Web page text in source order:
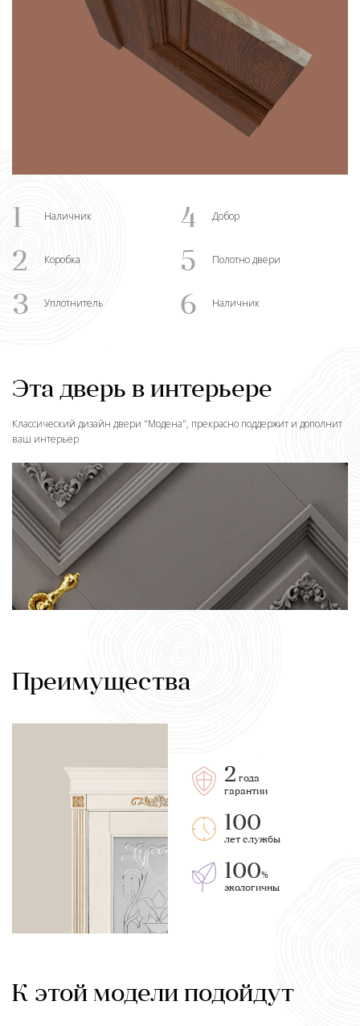
1 Наличник 4 Добор
2 Коробка 5 Полотно двери
3 Уплотнитель 6 Наличник
Эта дверь в интерьере
Классический дизайн двери "Модена", прекрасно поддержит и дополнит
ваш интерьер
Преимущества
2 года
гарантии
100
лет службы
100%
экологичны
К этой модели подойдут